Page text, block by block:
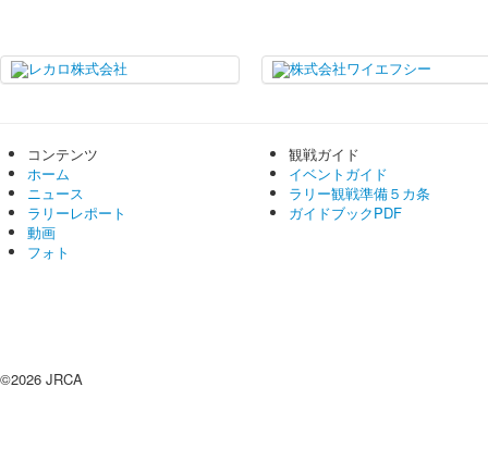
コンテンツ
ホーム
ニュース
ラリーレポート
動画
フォト
観戦ガイド
イベントガイド
ラリー観戦準備５カ条
ガイドブックPDF
©2026 JRCA